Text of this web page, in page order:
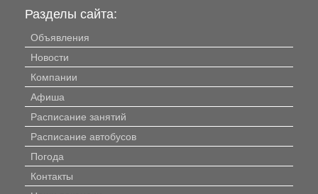
Разделы сайта:
Объявления
Новости
Компании
Афиша
Расписание занятий
Расписание автобусов
Погода
Контакты